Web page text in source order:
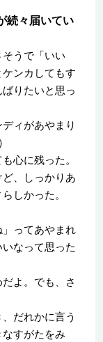
続々届いてい
うで「いい
ンカしてもす
りたいと思っ
ィがあやまり
心に残った。
、しっかりあ
しかった。
ってあやまれ
なって思った
よ。でも、さ
だれかに言う
すがたをみ